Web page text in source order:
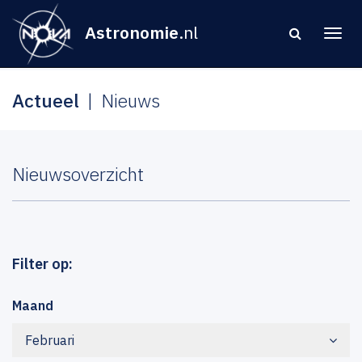
Astronomie.nl
Actueel Nieuws
Nieuwsoverzicht
Filter op:
Maand
Februari